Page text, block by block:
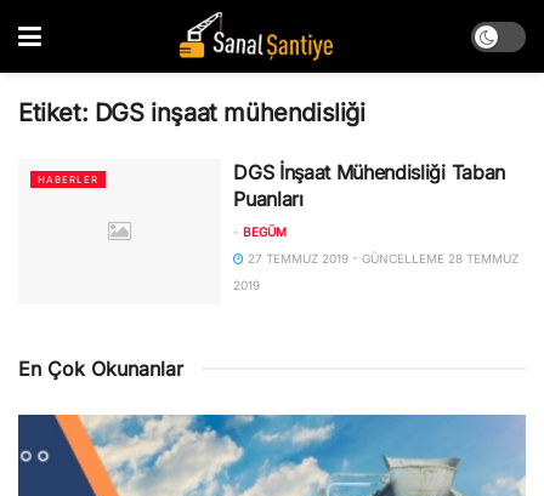
Etiket: DGS inşaat mühendisliği
HABERLER
DGS İnşaat Mühendisliği Taban
Puanları
- BEGÜM
27 TEMMUZ 2019 - GÜNCELLEME 28 TEMMUZ
2019
En Çok Okunanlar